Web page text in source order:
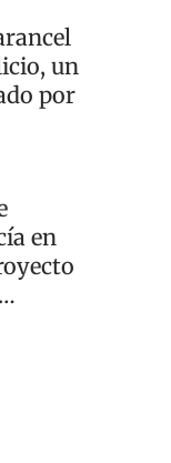
un
por
en